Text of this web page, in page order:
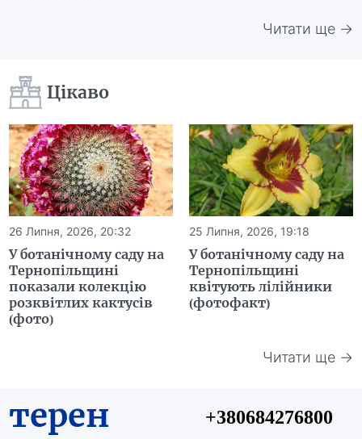
Читати ще →
Цікаво
26 Липня, 2026, 20:32
У ботанічному саду на
Тернопільщині
показали колекцію
розквітлих кактусів
(фото)
25 Липня, 2026, 19:18
У ботанічному саду на
Тернопільщині
квітують лілійники
(фотофакт)
Читати ще →
терен +380684276800